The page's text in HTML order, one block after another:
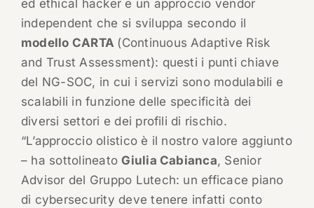
ed ethical hacker e un approccio vendor
independent che si sviluppa secondo il
modello CARTA (Continuous Adaptive Risk
and Trust Assessment): questi i punti chiave
del NG-SOC, in cui i servizi sono modulabili e
scalabili in funzione delle specificità dei
diversi settori e dei profili di rischio.
“L’approccio olistico è il nostro valore aggiunto
– ha sottolineatoGiulia Cabianca, Senior
Advisor del Gruppo Lutech: un efficace piano
di cybersecurity deve tenere infatti conto